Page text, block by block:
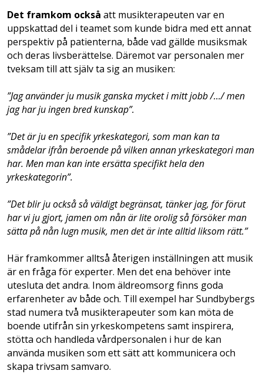
Det framkom också att musikterapeuten var en
uppskattad del i teamet som kunde bidra med ett annat
perspektiv på patienterna, både vad gällde musiksmak
och deras livsberättelse. Däremot var personalen mer
tveksam till att själv ta sig an musiken:
”Jag använder ju musik ganska mycket i mitt jobb /…/ men
jag har ju ingen bred kunskap”.
”Det är ju en specifik yrkeskategori, som man kan ta
smådelar ifrån beroende på vilken annan yrkeskategori man
har. Men man kan inte ersätta specifikt hela den
yrkeskategorin”.
”Det blir ju också så väldigt begränsat, tänker jag, för förut
har vi ju gjort, jamen om nån är lite orolig så försöker man
sätta på nån lugn musik, men det är inte alltid liksom rätt.”
Här framkommer alltså återigen inställningen att musik
är en fråga för experter. Men det ena behöver inte
utesluta det andra. Inom äldreomsorg finns goda
erfarenheter av både och. Till exempel har Sundbybergs
stad numera två musikterapeuter som kan möta de
boende utifrån sin yrkeskompetens samt inspirera,
stötta och handleda vårdpersonalen i hur de kan
använda musiken som ett sätt att kommunicera och
skapa trivsam samvaro.